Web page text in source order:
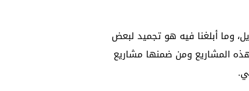
وما أبلغنا فيه هو تجميد لبعض
المشاريع ومن ضمنها مشاريع